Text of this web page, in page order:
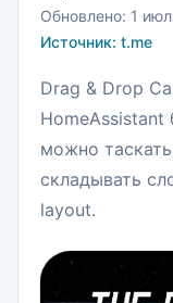
Обновлено: 1
Источник: t.me
Drag & Drop
HomeAssistant
можно
складывать
layout.